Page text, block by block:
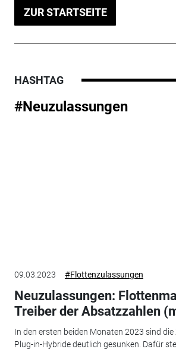
ZUR STARTSEITE
HASHTAG
#Neuzulassungen
09.03.2023 #Flottenzulassungen
Neuzulassungen:
Treiber der Absatzzahlen
In den ersten beiden Monaten 2023 sind
Plug-in-Hybride deutlich gesunken. Dafür